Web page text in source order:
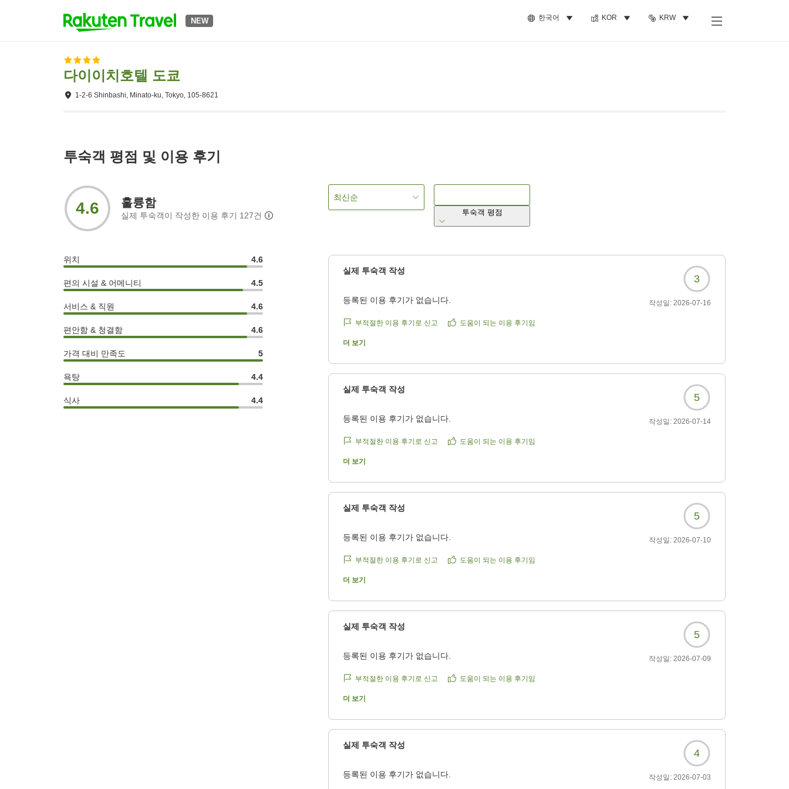
NEW 한국어 KOR KRW
다이이치호텔 도쿄
1-2-6 Shinbashi, Minato-ku, Tokyo, 105-8621
투숙객 평점 및 이용 후기
4.6 훌륭함
실제 투숙객이 작성한 이용 후기 127건
위치 4.6
편의 시설 & 어메니티 4.5
서비스 & 직원 4.6
편안함 & 청결함 4.6
가격 대비 만족도 5
욕탕 4.4
식사 4.4
최신순
투숙객 평점
실제 투숙객 작성
3
등록된 이용 후기가 없습니다. 작성일: 2026-07-16
부적절한 이용 후기로 신고 도움이 되는 이용 후기임
더 보기
실제 투숙객 작성
5
등록된 이용 후기가 없습니다. 작성일: 2026-07-14
부적절한 이용 후기로 신고 도움이 되는 이용 후기임
더 보기
실제 투숙객 작성
5
등록된 이용 후기가 없습니다. 작성일: 2026-07-10
부적절한 이용 후기로 신고 도움이 되는 이용 후기임
더 보기
실제 투숙객 작성
5
등록된 이용 후기가 없습니다. 작성일: 2026-07-09
부적절한 이용 후기로 신고 도움이 되는 이용 후기임
더 보기
실제 투숙객 작성
4
등록된 이용 후기가 없습니다. 작성일: 2026-07-03